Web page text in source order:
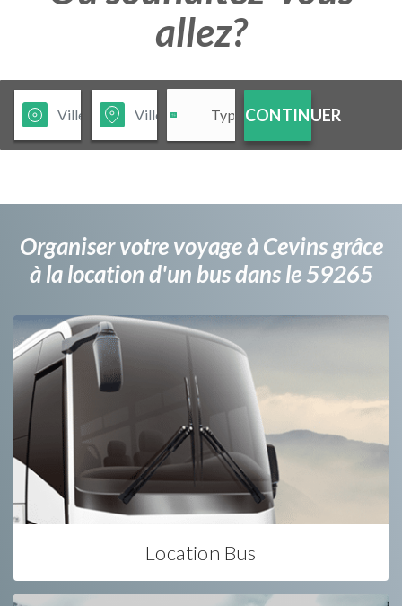
allez?
CONTINUER
Organiser votre voyage à Cevins grâce
à la location d'un bus dans le 59265
Location Bus